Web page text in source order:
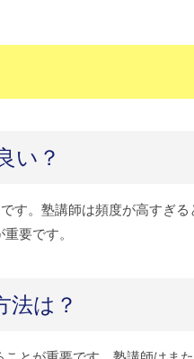
い？
す。塾講師は頻度が高すぎ
要です。
法は？